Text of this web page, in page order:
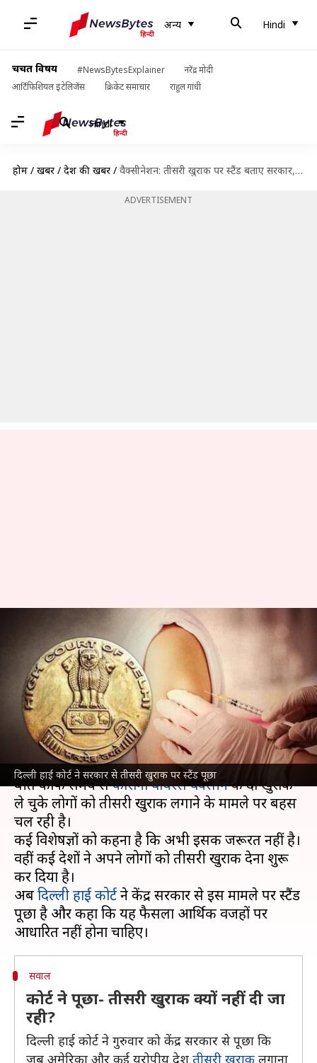
अन्य Hindi
चर्चित विषय #NewsBytesExplainer
नरेंद्र मोदी
आर्टिफिशियल इंटेलिजेंस
क्रिकेट समाचार राहुल गांधी
Hindi
होम / खबरें / देश की खबरें / वैक्सीनेशन: तीसरी खुराक पर स्टैंड बताए सरकार, अर्थशास्त्र पर आधारित न हो फैसला- दिल्ली हाई कोर्ट
ADVERTISEMENT
दिल्ली हाई कोर्ट ने सरकार से तीसरी खुराक पर स्टैंड पूछा
वैक्सीनेशन: तीसरी खुराक पर स्टैंड
बताए सरकार, अर्थशास्त्र पर
आधारित न हो फैसला- दिल्ली हाई
कोर्ट
लेखन प्रमोद कुमार Nov 26, 2021 10:39 am
क्या है खबर?
बीते काफी समय सेकोरोना वायरस वैक्सीनकी दो खुराक
ले चुके लोगों को तीसरी खुराक लगाने के मामले पर बहस
चल रही है।
कई विशेषज्ञों को कहना है कि अभी इसकी जरूरत नहीं है।
वहीं कई देशों ने अपने लोगों को तीसरी खुराक देना शुरू
कर दिया है।
अबदिल्ली हाई कोर्टने केंद्र सरकार से इस मामले पर स्टैंड
पूछा है और कहा कि यह फैसला आर्थिक वजहों पर
सवाल
कोर्ट ने पूछा- तीसरी खुराक क्यों नहीं दी जा
रही?
दिल्ली हाई कोर्ट ने गुरुवार को केंद्र सरकार से पूछा कि
जब अमेरिका और कई यूरोपीय देश तीसरी खुराक लगाना